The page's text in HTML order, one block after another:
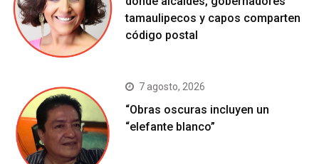
tamaulipecos y capos comparten
código postal
7 agosto, 2026
“Obras oscuras incluyen un
“elefante blanco”